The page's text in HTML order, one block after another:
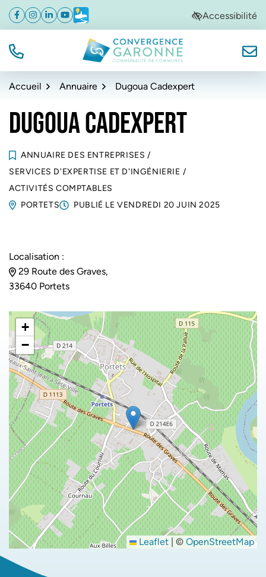
Aller
navigation
Aller
au
Aller
au
de
Facebook
(ouverture dans un nouvel onglet)
Instagram
(ouverture dans un nouvel onglet)
Linkedin
(ouverture dans un nouvel onglet)
YouTube
(ouverture dans un nouvel onglet)
Météo
(ouverture dans un nouvel onglet)Accessibilité
TÉL. Convergence Garonne
Accueil Annuaire Dugoua Cadexpert
DUGOUA CADEXPERT
ANNUAIRE DES ENTREPRISES /
SERVICES D'EXPERTISE ET D'INGÉNIERIE /
ACTIVITÉS COMPTABLES
PORTETS
PUBLIÉ LEVENDREDI 20 JUIN 2025
Localisation :
29 Route des Graves,
33640 Portets
+
−
Leaflet | © OpenStreetMap